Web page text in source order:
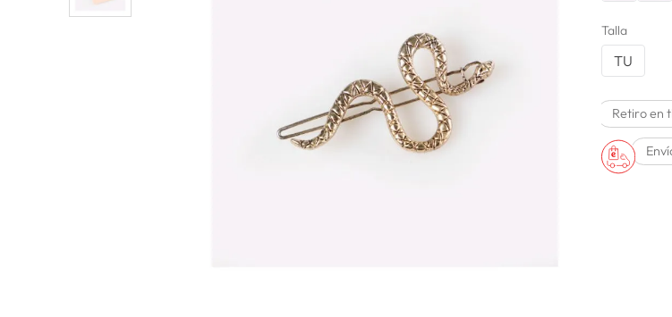
cocina
10. lavadora
Talla
TU
Retiro en